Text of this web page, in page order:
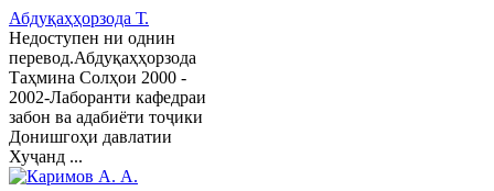
Абдуқаҳҳорзода Т.
Недоступен ни однин
перевод.Абдуқаҳҳорзода
Таҳмина Солҳои 2000 -
2002-Лаборанти кафедраи
забон ва адабиёти тоҷики
Донишгоҳи давлатии
Хуҷанд ...